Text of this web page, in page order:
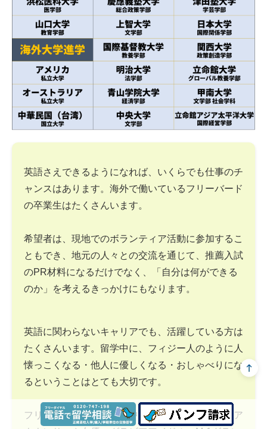
英語さえできるようになれば、いくらでも仕事のチ
ャンスはあります。海外で働いているフリーバード
の卒業生はたくさんいます。
希望者は、現地でのボランティア活動に参加するこ
ともでき、地元の人々との交流を通じて、推薦入試
のPR材料になるだけでなく、「自分は何ができる
のか」を考えるきっかけにもなります。
英語に関わらないキャリアでも、活躍している方は
たくさんいます。留学中に、フィジー人のように人
懐っこくなる・他人に優しくなる・おしゃべりにな
るということはとても大切です。
フリーバードの卒業生の中には、テレビ局の女子ア